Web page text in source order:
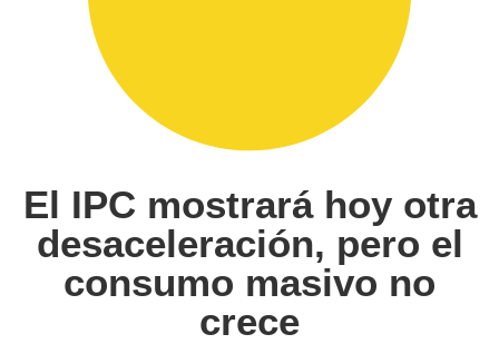
El IPC mostrará hoy otra
desaceleración, pero el
consumo masivo no
crece